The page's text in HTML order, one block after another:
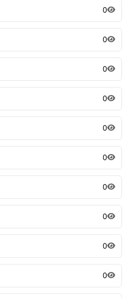
0
0
0
0
0
0
0
0
0
0